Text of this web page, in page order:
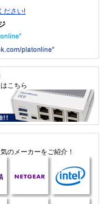
ださい!
こちら
のメーカーをご紹介！